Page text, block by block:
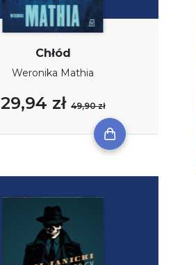
Chłód
Weronika Mathia
29,94 zł49,90 zł